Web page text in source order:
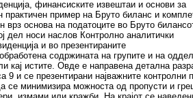
финансиските извештаи и основи за
практичен пример на Бруто биланс и
врз основа на податоците во Бруто
дел носи наслов Контролно аналитички
и во презентираните
содржината на групите и на
кај истите. Овде е направена детална
9 и се презентирани најважните контролни
се минимизира можноста од пропусти и